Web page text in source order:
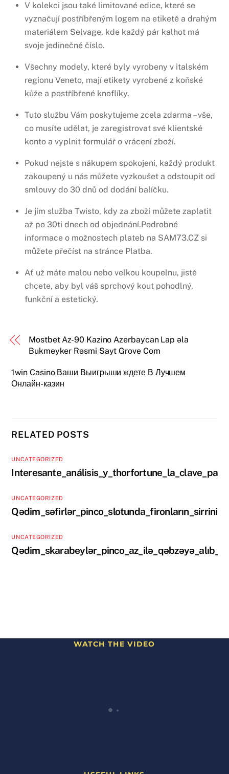
V kolekci jsou také limitované edice, které se
vyznačují postříbřeným logem na etiketě a drahým
materiálem Selvage, kde každý pár kalhot má
svoje jedinečné číslo.
Všechny modely, které byly vyrobeny v italském
regionu Veneto, mají etikety vyrobené z koňské
kůže a postříbřené knoflíky.
Tuto službu Vám poskytujeme zcela zdarma – vše,
co musíte udělat, je zaregistrovat své klientské
konto a vyplnit formulář o vrácení zboží.
Pokud nejste s nákupem spokojeni, každý produkt
zakoupený u nás můžete vyzkoušet a odstoupit od
smlouvy do 30 dnů od dodání balíčku.
Je jím služba Twisto, kdy za zboží můžete zaplatit
až po 30ti dnech od objednání.Podrobné
informace o možnostech plateb na SAM73.CZ si
můžete přečíst na stránce Platba.
Ať už máte malou nebo velkou koupelnu, jistě
chcete, aby byl váš sprchový kout pohodlný,
funkční a estetický.
Mostbet Az-90 Kazino Azerbaycan Lap əla
Bukmeyker Rəsmi Sayt Grove Com
1win Casino Ваши Выигрыши ждете В Лучшем
Онлайн-казин
RELATED POSTS
UNCATEGORIZED
UNCATEGORIZED
UNCATEGORIZED
WATCH THE VIDEO